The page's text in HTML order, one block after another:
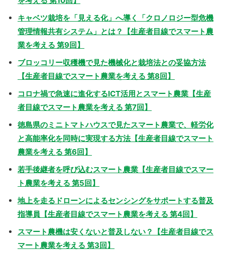
キャベツ栽培を「見える化」へ導く「クロノロジー型危機
管理情報共有システム」とは？【生産者目線でスマート農
業を考える 第9回】
ブロッコリー収穫機で見た機械化と栽培法との妥協方法
【生産者目線でスマート農業を考える 第8回】
コロナ禍で急速に進化するICT活用とスマート農業【生産
者目線でスマート農業を考える 第7回】
徳島県のミニトマトハウスで見たスマート農業で、軽労化
と高能率化を同時に実現する方法【生産者目線でスマート
農業を考える 第6回】
若手後継者を呼び込むスマート農業【生産者目線でスマー
ト農業を考える 第5回】
地上を走るドローンによるセンシングをサポートする普及
指導員【生産者目線でスマート農業を考える 第4回】
スマート農機は安くないと普及しない？【生産者目線でス
マート農業を考える 第3回】